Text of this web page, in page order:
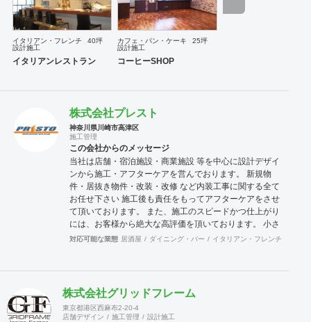
イタリアン・フレンチ
40坪
設計施工
イタリアンレストラン
カフェ・パン・ケーキ
25坪
設計施工
コーヒーSHOP
株式会社プレスト
神奈川県川崎市高津区
施工管理
この会社からのメッセージ
当社は店舗・宿泊施設・商業施設 等を中心に設計デザイ
ンから施工・アフターケアを営んでおります。 新規物
件・居抜き物件・改装・改修 など内装工事に関する全て
お任せ下さい 施工後も責任をもってアフターケアをさせ
て頂いております。 また、施工のスピードかつ仕上がり
には、お客様から絶大な高評価を頂いております。 小さ
な設備工事や補修工事も迅速にご対応致しますので、困
対応可能な業態 居酒屋 ダイニング・バー イタリアン・フレンチ
株式会社グリッドフレーム
東京都港区西麻布2-20-4
店舗デザイン
施工管理 設計施工